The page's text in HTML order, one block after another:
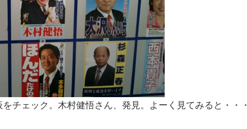
チェック。木村健悟さん、発見。よーく見てみると・・・